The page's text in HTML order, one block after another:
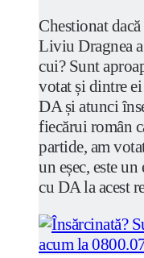
Chestionat
Liviu Dragnea
cui? Sunt
votat și dintre
DA și atunci
fiecărui român
partide, am
un eșec, este
cu DA la acest